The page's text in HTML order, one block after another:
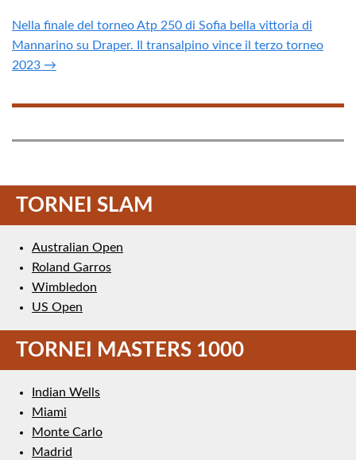
Nella finale del torneo Atp 250 di Sofia bella vittoria di
Mannarino su Draper. Il transalpino vince il terzo torneo
2023 →
TORNEI SLAM
Australian Open
Roland Garros
Wimbledon
US Open
TORNEI MASTERS 1000
Indian Wells
Miami
Monte Carlo
Madrid